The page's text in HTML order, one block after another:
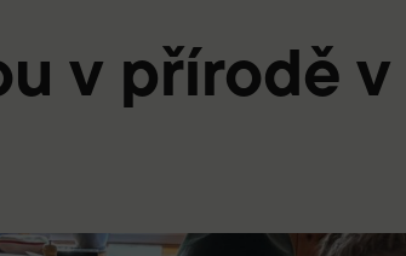
v přírodě